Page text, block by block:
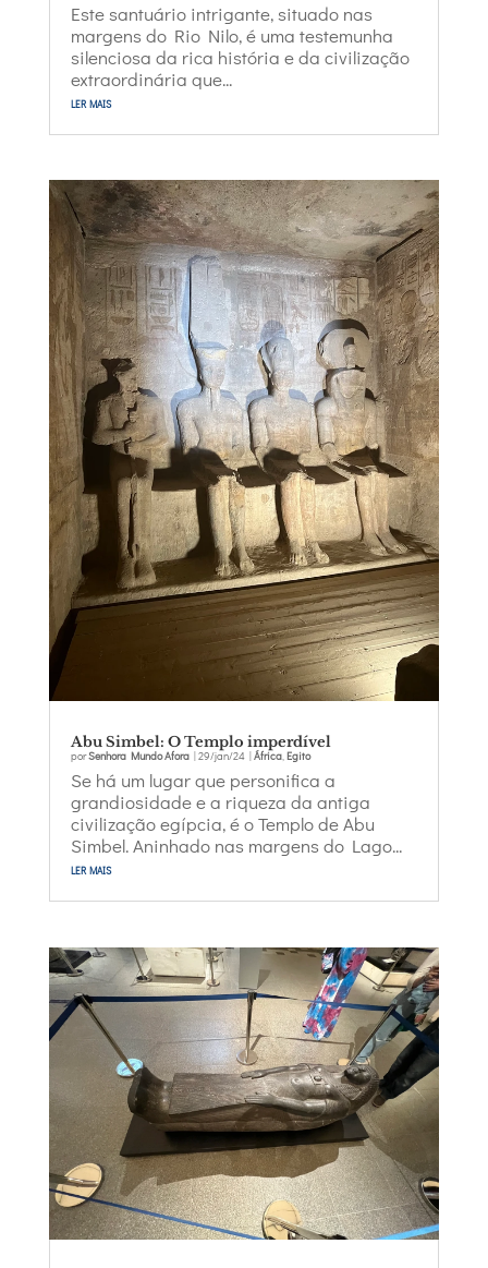
Este santuário intrigante, situado nas
margens do Rio Nilo, é uma testemunha
silenciosa da rica história e da civilização
extraordinária que...
ler mais
Abu Simbel: O Templo imperdível
porSenhora Mundo Afora| 29/jan/24| África, Egito
Se há um lugar que personifica a
grandiosidade e a riqueza da antiga
civilização egípcia, é o Templo de Abu
Simbel. Aninhado nas margens do Lago...
ler mais